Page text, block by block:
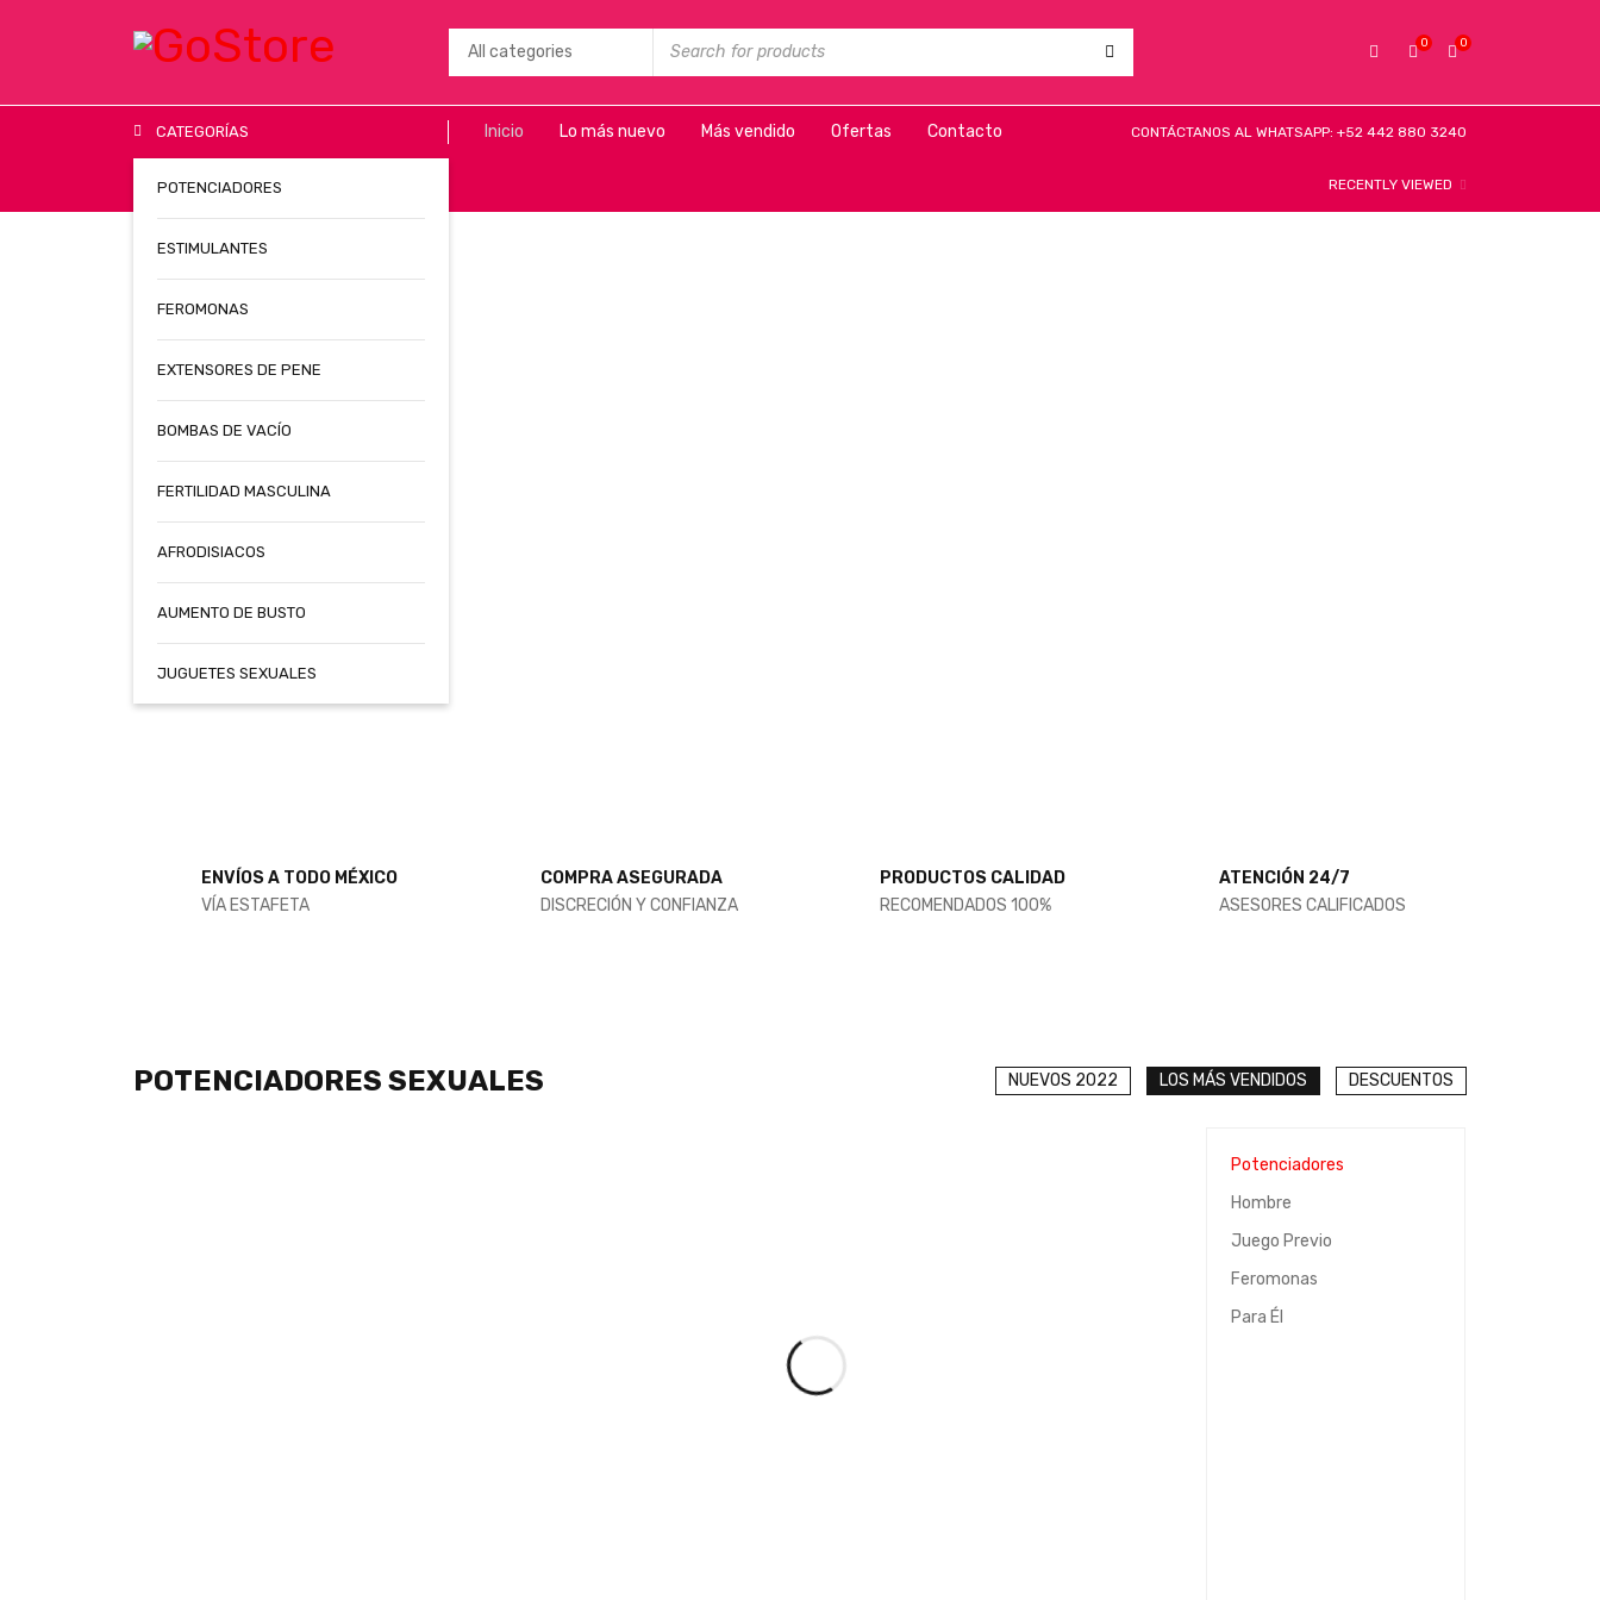
0
0
CATEGORÍAS
POTENCIADORES
ESTIMULANTES
FEROMONAS
EXTENSORES DE PENE
BOMBAS DE VACÍO
FERTILIDAD MASCULINA
AFRODISIACOS
AUMENTO DE BUSTO
JUGUETES SEXUALES
Inicio Lo más nuevo Más vendido Ofertas Contacto CONTÁCTANOS AL WHATSAPP: +52 442 880 3240
RECENTLY VIEWED
ENVÍOS A TODO MÉXICO
VÍA ESTAFETA
COMPRA ASEGURADA
DISCRECIÓN Y CONFIANZA
PRODUCTOS CALIDAD
RECOMENDADOS 100%
ATENCIÓN 24/7
ASESORES CALIFICADOS
POTENCIADORES SEXUALES NUEVOS 2022 LOS MÁS VENDIDOS DESCUENTOS
Potenciadores
Hombre
Juego Previo
Feromonas
Para Él